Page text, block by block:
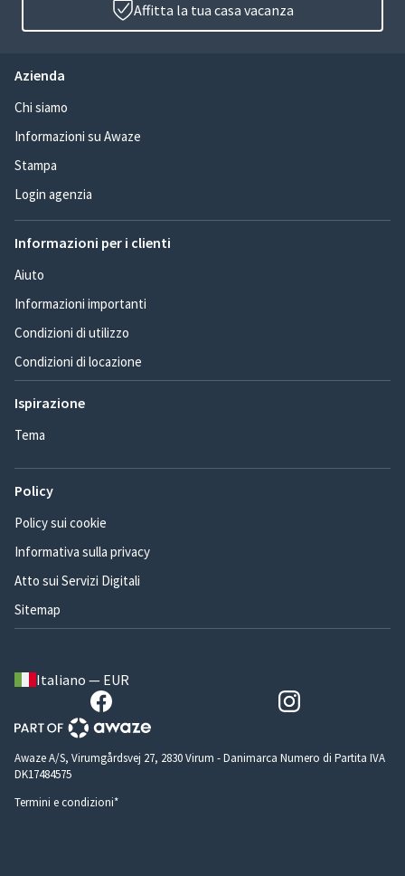
Affitta la tua casa vacanza
Azienda
Chi siamo
Informazioni su Awaze
Stampa
Login agenzia
Informazioni per i clienti
Aiuto
Informazioni importanti
Condizioni di utilizzo
Condizioni di locazione
Ispirazione
Tema
Policy
Policy sui cookie
Informativa sulla privacy
Atto sui Servizi Digitali
Sitemap
Italiano — EUR
Awaze A/S, Virumgårdsvej 27, 2830 Virum - Danimarca Numero di Partita IVA
DK17484575
Termini e condizioni*